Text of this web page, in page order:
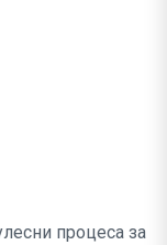
процеса за